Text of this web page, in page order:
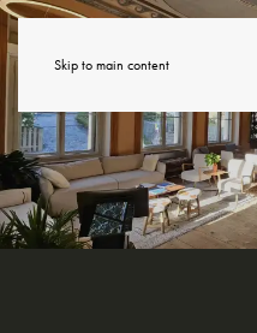
Skip to main content